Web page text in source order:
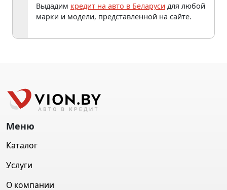
Выдадим кредит на авто в Беларуси для любой
марки и модели, представленной на сайте.
Меню
Каталог
Услуги
О компании